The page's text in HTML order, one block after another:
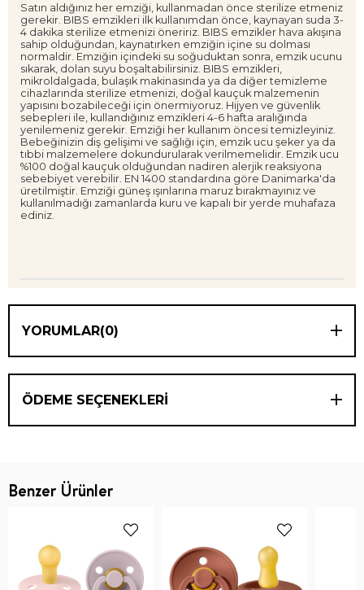
Satın aldığınız her emziği, kullanmadan önce sterilize etmeniz
gerekir. BIBS emzikleri ilk kullanımdan önce, kaynayan suda 3-
4 dakika sterilize etmenizi öneririz. BIBS emzikler hava akışına
sahip olduğundan, kaynatırken emziğin içine su dolması
normaldir. Emziğin içindeki su soğuduktan sonra, emzik ucunu
sıkarak, dolan suyu boşaltabilirsiniz. BIBS emzikleri,
mikroldalgada, bulaşık makinasında ya da diğer temizleme
cihazlarında sterilize etmenizi, doğal kauçuk malzemenin
yapısını bozabileceği için önermiyoruz. Hijyen ve güvenlik
sebepleri ile, kullandığınız emzikleri 4-6 hafta aralığında
yenilemeniz gerekir. Emziği her kullanım öncesi temizleyiniz.
Bebeğinizin diş gelişimi ve sağlığı için, emzik ucu şeker ya da
tıbbi malzemelere dokundurularak verilmemelidir. Emzik ucu
%100 doğal kauçuk olduğundan nadiren alerjik reaksiyona
sebebiyet verebilir. EN 1400 standardına göre Danimarka'da
üretilmiştir. Emziği güneş ışınlarına maruz bırakmayınız ve
kullanılmadığı zamanlarda kuru ve kapalı bir yerde muhafaza
ediniz.
YORUMLAR(0)
ÖDEME SEÇENEKLERI
Benzer Ürünler